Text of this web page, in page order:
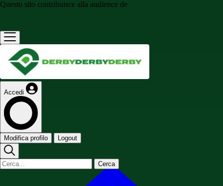
Questo sito contribuisce alla audience de
Accedi
Modifica profilo Logout
Cerca